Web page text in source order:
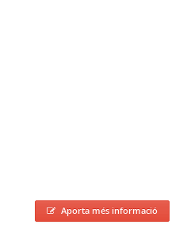
Aporta més informació